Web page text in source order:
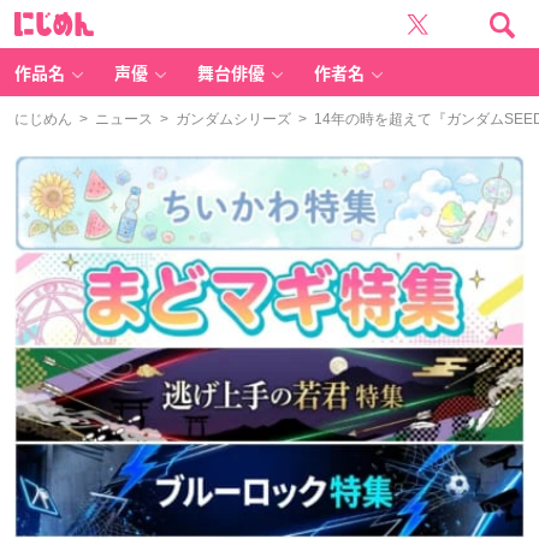
作品名 声優 舞台俳優 作者名
にじめん > ニュース > ガンダムシリーズ > 14年の時を超えて『ガンダム